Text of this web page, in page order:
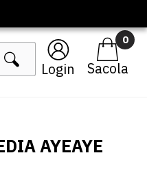
Login
0
AYEAYE